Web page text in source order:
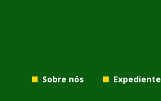
Sobre nós Expediente